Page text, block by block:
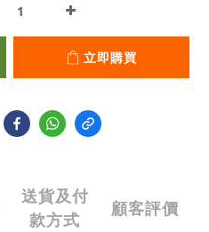
立即購買
送貨及付
款方式
顧客評價